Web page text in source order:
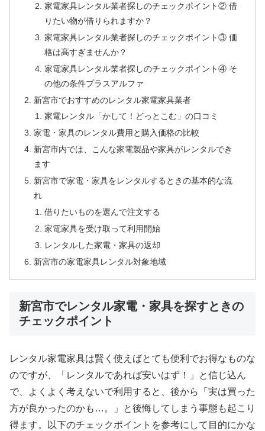
家電家具レンタル業者探しのチェックポイント② 借
りたい物が借りられますか？
家電家具レンタル業者探しのチェックポイント③ 価
格は高すぎませんか？
家電家具レンタル業者探しのチェックポイント④ そ
の他の条件プラスアルファ
新宮市でおすすめのレンタル家電家具業者
家電レンタル「かして！どっとこむ」の口コミ
家電・家具のレンタル費用と購入価格の比較
新宮市内では、こんな家電製品や家具がレンタルでき
ます
新宮市で家電・家具をレンタルするときの基本的な流
れ
借りたいものを選んで注文する
家電家具を受け取って利用開始
レンタルした家電・家具の返却
新宮市の家電家具レンタル対象地域
新宮市でレンタル家電・家具を探すときの
チェックポイント
レンタル家電家具は賢く使えばとても便利でお得なものな
のですが、「レンタルであれば安いはず！」と信じ込ん
で、よくよく考えないで利用すると、後から「実は買った
方が良かったのかも…。」と後悔してしまう事態も起こり
得ます。以下のチェックポイントを参考にして目的にかな